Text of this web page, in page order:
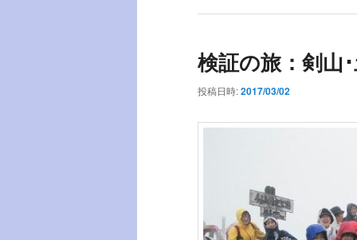
検証の旅：剣山
投稿日時:2017/03/02